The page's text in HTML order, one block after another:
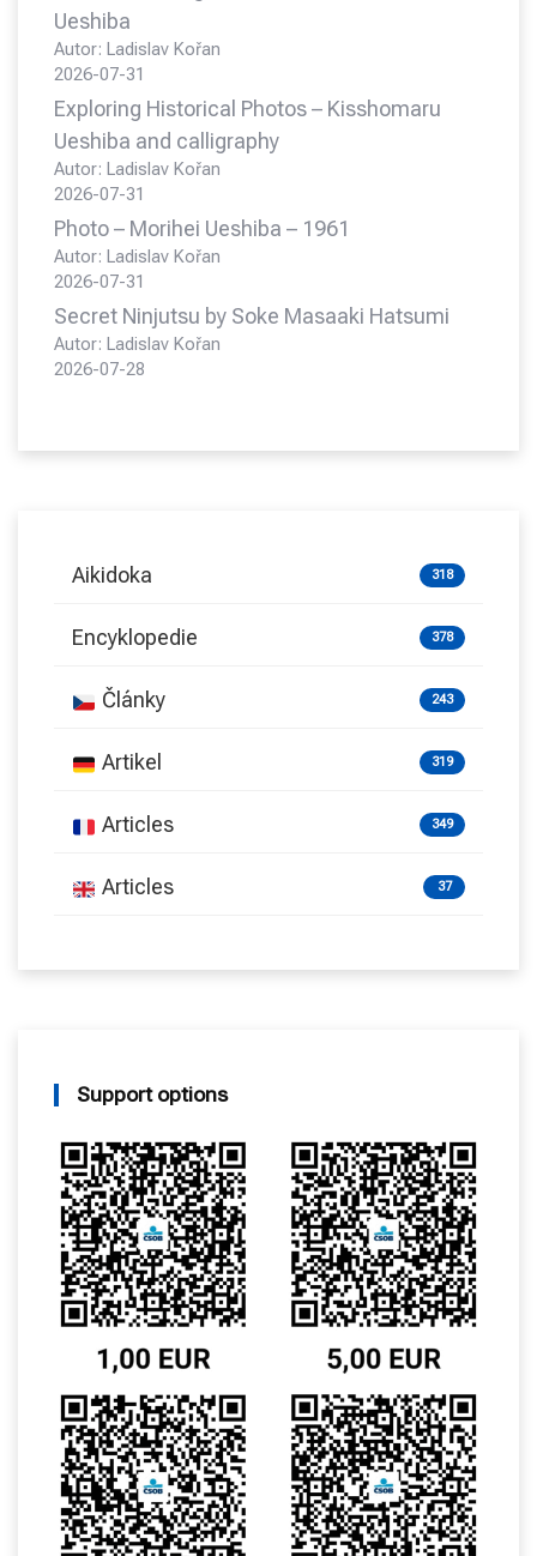
Ueshiba
Autor: Ladislav Kořan
2026-07-31
Exploring Historical Photos – Kisshomaru
Ueshiba and calligraphy
Autor: Ladislav Kořan
2026-07-31
Photo – Morihei Ueshiba – 1961
Autor: Ladislav Kořan
2026-07-31
Secret Ninjutsu by Soke Masaaki Hatsumi
Autor: Ladislav Kořan
2026-07-28
Aikidoka 318
Encyklopedie 378
Články 243
Artikel 319
Articles 349
Articles 37
Support options